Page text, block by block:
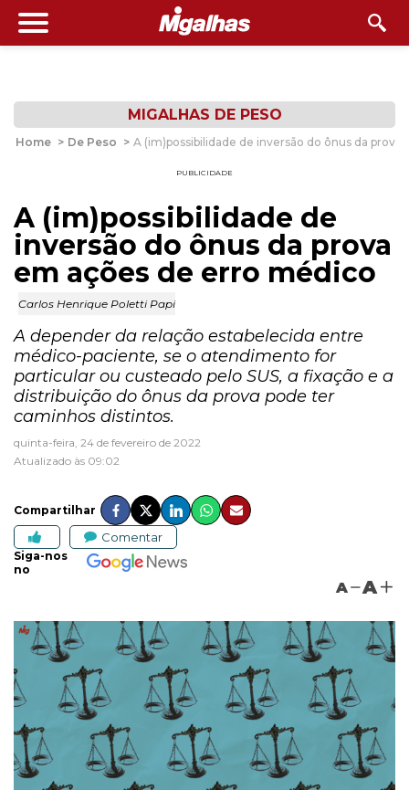
MIGALHAS DE PESO
Home > De Peso > A (im)possibilidade de inversão do ônus da
PUBLICIDADE
A (im)possibilidade de
inversão do ônus da prova
em ações de erro médico
Carlos Henrique Poletti Papi
A depender da relação estabelecida entre
médico-paciente, se o atendimento for
particular ou custeado pelo SUS, a fixação e a
distribuição do ônus da prova pode ter
caminhos distintos.
quinta-feira, 24 de fevereiro de 2022
Atualizado às 09:02
Compartilhar
Comentar
Siga-nos
no
A A